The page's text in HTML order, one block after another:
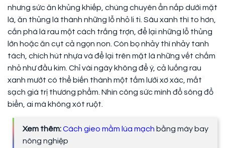
nhưng sức ăn khủng khiếp, chúng chuyên ẩn nấp dưới mặt
lá, ăn thủng lá thành những lỗ nhỏ li ti. Sâu xanh thì to hơn,
cắn phá lá rau một cách trắng trợn, để lại những lỗ thủng
lớn hoặc ăn cụt cả ngọn non. Còn bọ nhảy thì nhảy tanh
tách, chích hút nhựa và để lại trên mặt lá những vết chấm
nhỏ như đầu kim. Chỉ vài ngày không để ý, cả luống rau
xanh mướt có thể biến thành một tấm lưới xơ xác, mất
sạch giá trị thương phẩm. Nhìn công sức mình đổ sông đổ
biển, ai mà không xót ruột.
Xem thêm:Cách gieo mầm lúa mạch bằng máy bay
nông nghiệp